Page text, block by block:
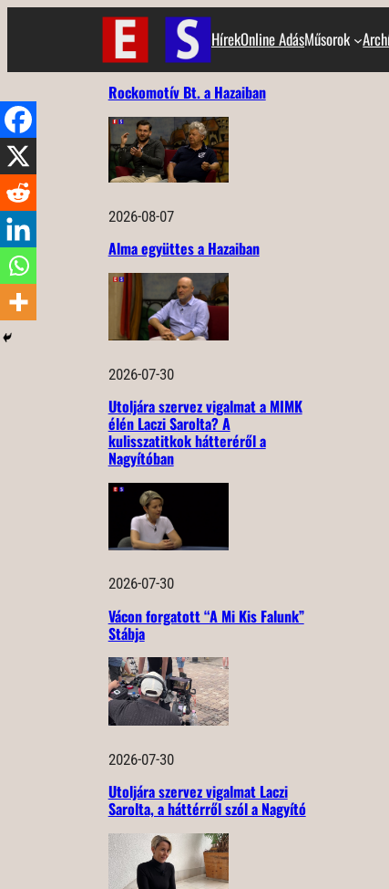
HírekOnline AdásMűsorok
Rockomotív Bt. a Hazaiban
2026-08-07
Alma együttes a Hazaiban
2026-07-30
Utoljára szervez vigalmat a MIMK
élén Laczi Sarolta? A
kulisszatitkok hátteréről a
Nagyítóban
2026-07-30
Vácon forgatott “A Mi Kis Falunk”
Stábja
2026-07-30
Utoljára szervez vigalmat Laczi
Sarolta, a háttérről szól a Nagyító